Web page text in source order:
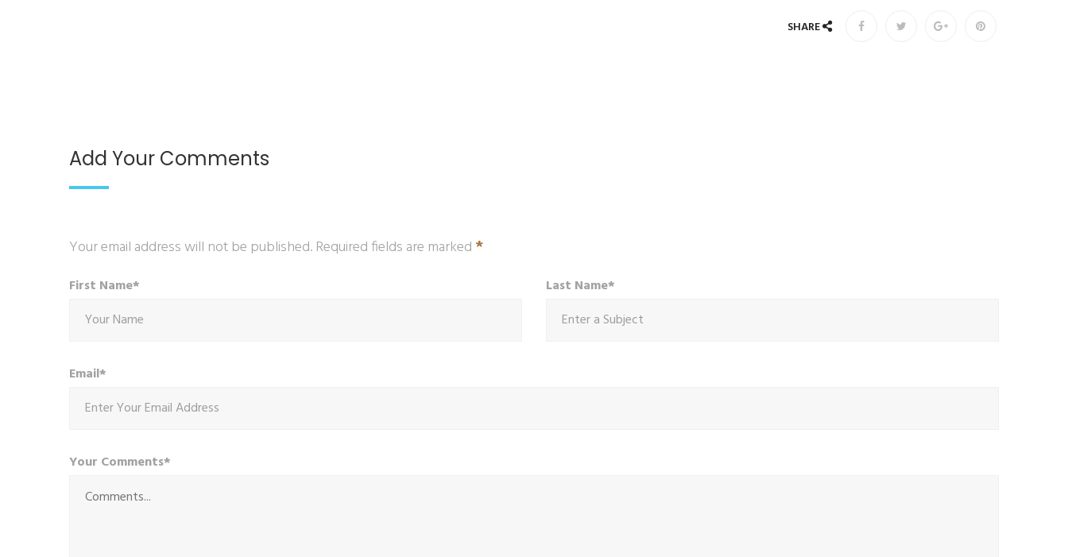
SHARE
Add Your Comments
Your email address will not be published. Required fields are marked *
First Name* Last Name*
Email*
Your Comments*